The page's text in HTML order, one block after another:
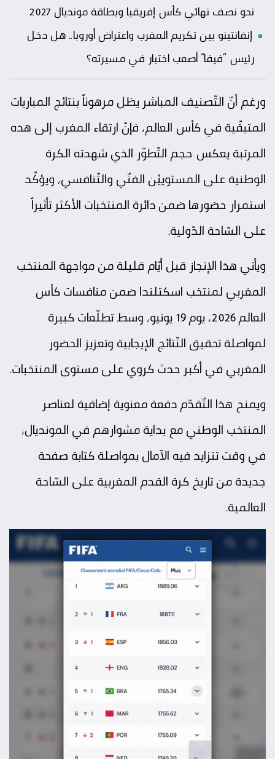
نحو نصف نهائي كأس إفريقيا وبطاقة مونديال 2027
إنفانتينو بين تكريم المغرب واعتراض أوروبا.. هل دخل
رئيس “فيفا” أصعب اختبار في مسيرته؟
ورغم أنّ التّصنيف المباشر يظل مرهوناً بنتائج المباريات
المتبقّية في كأس العالم، فإنّ ارتقاء المغرب إلى هذه
المرتبة يعكس حجم التّطوّر الذي شهدته الكرة
الوطنية على المستوييْن الفنّي والتّنافسي، ويؤكّد
استمرار حضورها ضمن دائرة المنتخبات الأكثر تأثيراً
على السّاحة الدّولية.
ويأتي هذا الإنجاز قبل أيّام قليلة من مواجهة المنتخب
المغربي لمنتخب اسكتلندا ضمن منافسات كأس
العالم 2026، يوم 19 يونيو، وسط تطلّعات كبيرة
لمواصلة تحقيق النّتائج الإيجابية وتعزيز الحضور
المغربي في أكبر حدث كروي على مستوى المنتخبات.
ويمنح هذا التّقدّم دفعة معنوية إضافية لعناصر
المنتخب الوطني مع بداية مشوارهم في المونديال،
في وقت تتزايد فيه الآمال بمواصلة كتابة صفحة
جديدة من تاريخ كرة القدم المغربية على السّاحة
العالمية.